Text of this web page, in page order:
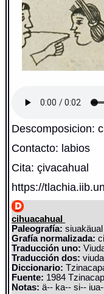
Descomposicion:
Contacto: labios
Cita: çivacahual
https://
cihuacahual
Paleografía: siuakäual
Grafía normalizada:
Traducción uno:
Traducción dos: viuda
Diccionario:
Fuente: 1984
Notas: ä-- ka-- si--